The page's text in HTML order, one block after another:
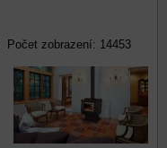
Počet zobrazení: 14453